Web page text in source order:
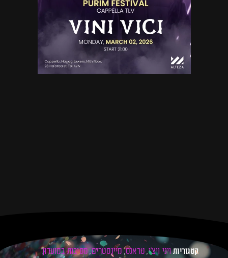
קטגוריות ויני ויצ׳י,טראנס,מיינסטרים,מסיבות במועדון